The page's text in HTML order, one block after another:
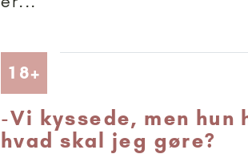
18+
-Vi kyssede, men hun
hvad skal jeg gøre?